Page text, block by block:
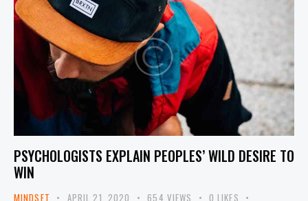
PSYCHOLOGISTS EXPLAIN PEOPLES’ WILD DESIRE TO
WIN
MINDSET APRIL 21, 2020 654 VIEWS 0 LIKES